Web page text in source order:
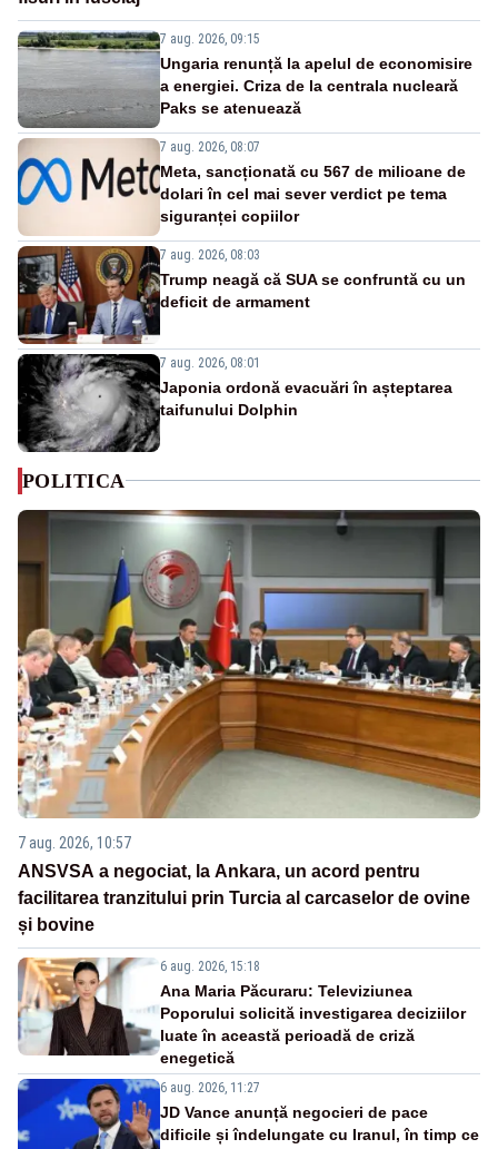
7 aug. 2026, 09:15
Ungaria renunță la apelul de economisire
a energiei. Criza de la centrala nucleară
Paks se atenuează
7 aug. 2026, 08:07
Meta, sancționată cu 567 de milioane de
dolari în cel mai sever verdict pe tema
siguranței copiilor
7 aug. 2026, 08:03
Trump neagă că SUA se confruntă cu un
deficit de armament
7 aug. 2026, 08:01
Japonia ordonă evacuări în așteptarea
taifunului Dolphin
POLITICA
7 aug. 2026, 10:57
ANSVSA a negociat, la Ankara, un acord pentru
facilitarea tranzitului prin Turcia al carcaselor de ovine
și bovine
6 aug. 2026, 15:18
Ana Maria Păcuraru: Televiziunea
Poporului solicită investigarea deciziilor
luate în această perioadă de criză
enegetică
6 aug. 2026, 11:27
JD Vance anunță negocieri de pace
dificile și îndelungate cu Iranul, în timp ce